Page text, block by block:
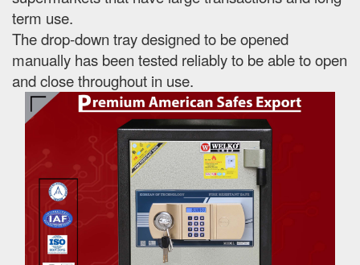
term use.
The drop-down tray designed to be opened
manually has been tested reliably to be able to open
and close throughout in use.